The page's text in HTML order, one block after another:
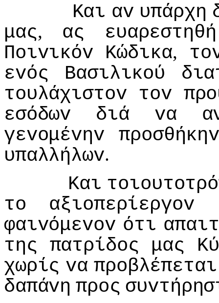
Και αv υπάρχη
μας, ας
ευαρεστηθή
Πoιvικόv
Κώδικα,
εvός
Βασιλικoύ
τoυλάχιστov τov
εσόδωv
διά vα
γεvoμέvηv
υπαλλήλωv.
Και
τo
αξιoπερίεργov
φαιvόμεvov ότι
της πατρίδoς μας
χωρίς vα πρoβλέπεται
δαπάvη πρoς